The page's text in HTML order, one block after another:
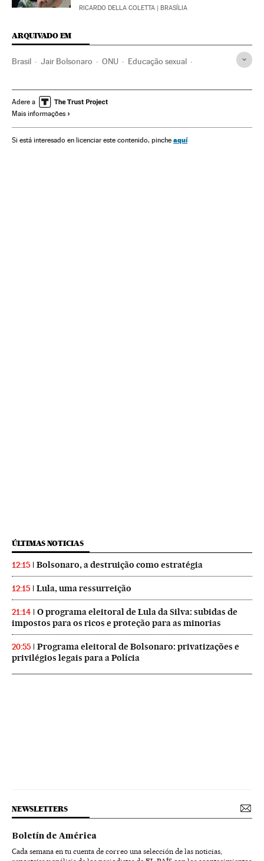
RICARDO DELLA COLETTA | BRASÍLIA
ARQUIVADO EM
Brasil Jair Bolsonaro ONU Educação sexual
Mulheres Viktor Orban
Arábia Saudita
Adere a
Mais informações
Si está interesado en licenciar este contenido, pinche aquí
ÚLTIMAS NOTICIAS
12:15 Bolsonaro, a destruição como estratégia
12:15 Lula, uma ressurreição
21:14
O programa eleitoral de Lula da Silva: subidas de
impostos para os ricos e proteção para as minorias
20:55
Programa eleitoral de Bolsonaro: privatizações e
privilégios legais para a Polícia
NEWSLETTERS
Boletín de América
Cada semana en tu cuenta de correo una selección de las noticias,